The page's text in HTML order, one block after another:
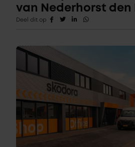
van Nederhorst den
Deel dit op